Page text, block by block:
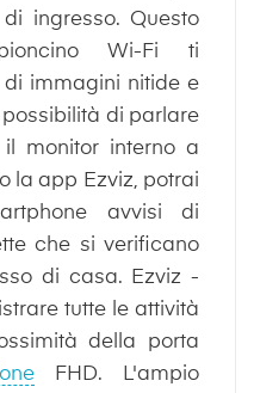
ingresso. Questo
Wi-Fi ti
immagini nitide e
di parlare
monitor interno a
la app Ezviz, potrai
avvisi di
che si verificano
di casa. Ezviz -
tutte le attività
della porta
FHD. L'ampio